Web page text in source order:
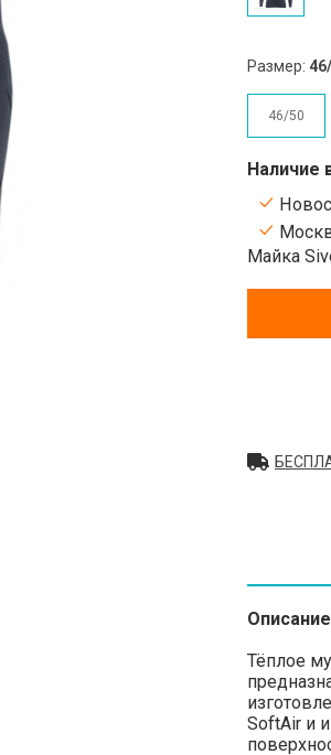
Размер:
46/50
Наличие
Майка
Описание
Тёплое
SoftAir и